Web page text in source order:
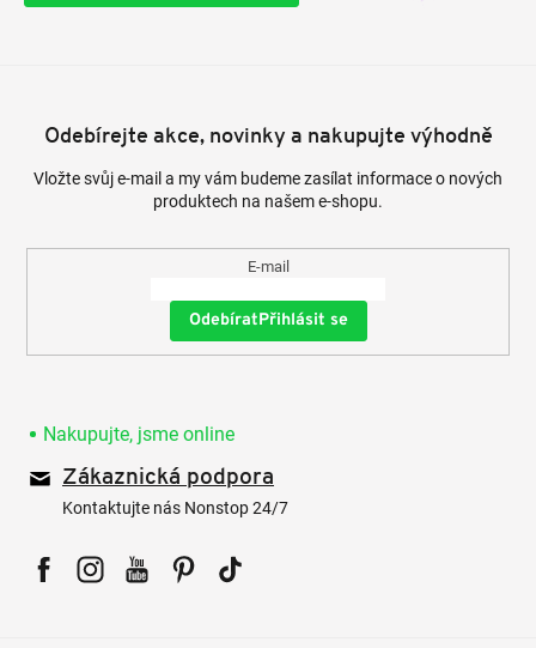
Odebírejte akce, novinky a nakupujte výhodně
Vložte svůj e-mail a my vám budeme zasílat informace o nových
produktech na našem e-shopu.
E-mail
Přihlásit se
Nakupujte, jsme online
Zákaznická podpora
Kontaktujte nás Nonstop 24/7